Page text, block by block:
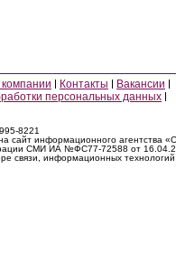
Контакты
Вакансии
персональных данных
8221
сайт информационного агентства
СМИ ИА №ФС77-72588 от
связи, информационных